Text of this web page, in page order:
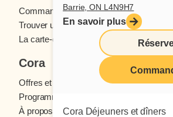
Barrie, ON L4N9H7
En savoir plus
Cora Déjeuners et dîners
Commande en ligne
Trouver un restaurant
La carte-cadeau Cora
Cora
Offres et concours
Programme fidélité Cora
À propos des restaurants Cora